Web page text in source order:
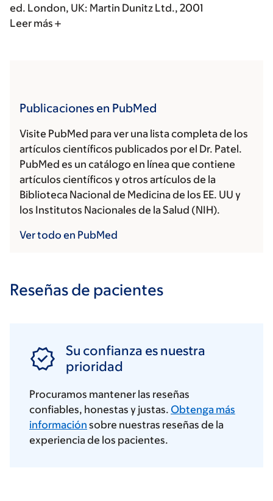
ed. London, UK: Martin Dunitz Ltd., 2001
Leer más
Publicaciones en PubMed
Visite PubMed para ver una lista completa de los
artículos científicos publicados por el Dr. Patel.
PubMed es un catálogo en línea que contiene
artículos científicos y otros artículos de la
Biblioteca Nacional de Medicina de los EE. UU y
los Institutos Nacionales de la Salud (NIH).
Ver todo en PubMed
Reseñas de pacientes
Su confianza es nuestra
prioridad
Procuramos mantener las reseñas
confiables, honestas y justas. Obtenga más
información sobre nuestras reseñas de la
experiencia de los pacientes.